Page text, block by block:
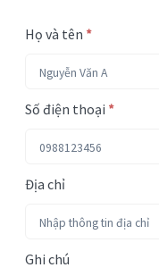
Họ và tên *
Số điện thoại *
Địa chỉ
Ghi chú